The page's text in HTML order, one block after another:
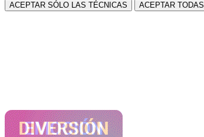
ACEPTAR SÓLO LAS TÉCNICAS ACEPTAR TODAS